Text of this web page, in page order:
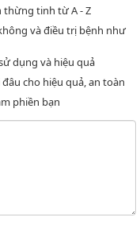
thừng tinh từ A - Z
và điều trị bệnh như
dụng và hiệu quả
cho hiệu quả, an toàn
phiền bạn